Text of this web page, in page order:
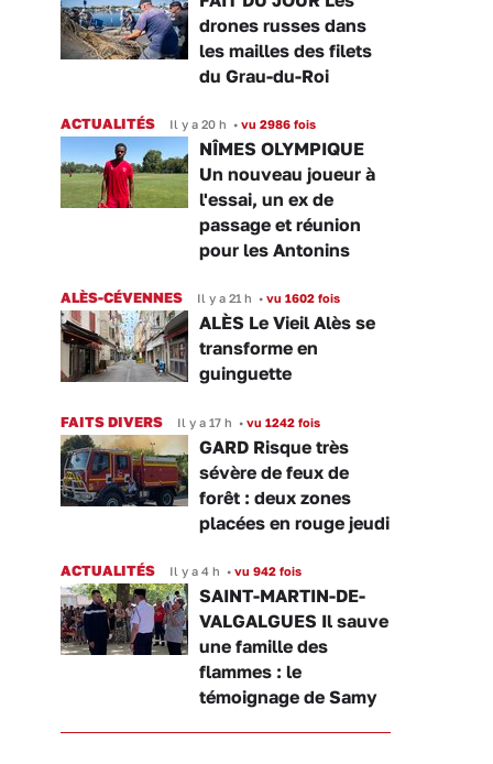
drones russes dans
les mailles des filets
du Grau-du-Roi
ACTUALITÉS Il y a 20 h • vu 2986 fois
NÎMES OLYMPIQUE
Un nouveau joueur à
l'essai, un ex de
passage et réunion
pour les Antonins
ALÈS-CÉVENNES Il y a 21 h • vu 1602 fois
ALÈS Le Vieil Alès se
transforme en
guinguette
FAITS DIVERS Il y a 17 h • vu 1242 fois
GARD Risque très
sévère de feux de
forêt : deux zones
placées en rouge jeudi
ACTUALITÉS Il y a 4 h • vu 942 fois
SAINT-MARTIN-DE-
VALGALGUES Il sauve
une famille des
flammes : le
témoignage de Samy